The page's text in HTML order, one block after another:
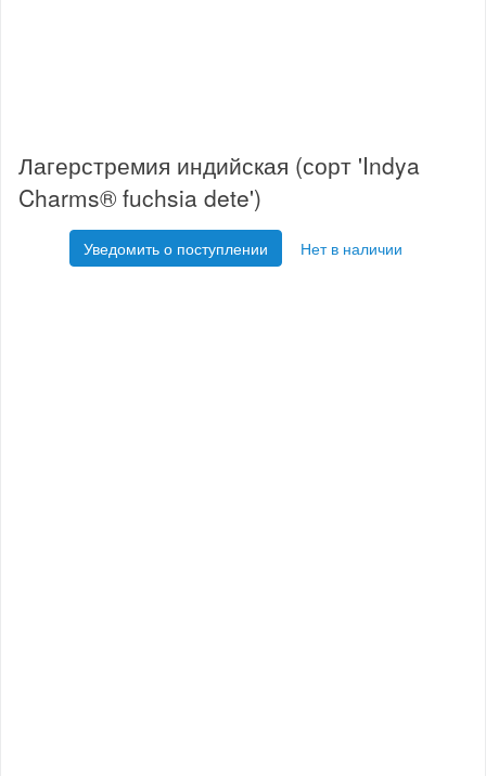
Лагерстремия индийская (сорт 'Indya
Charms® fuchsia dete')
Уведомить о поступлении Нет в наличии